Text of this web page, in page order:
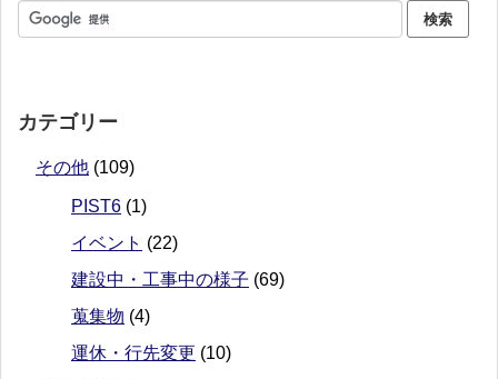
カテゴリー
その他 (109)
PIST6 (1)
イベント (22)
建設中・工事中の様子 (69)
蒐集物 (4)
運休・行先変更 (10)